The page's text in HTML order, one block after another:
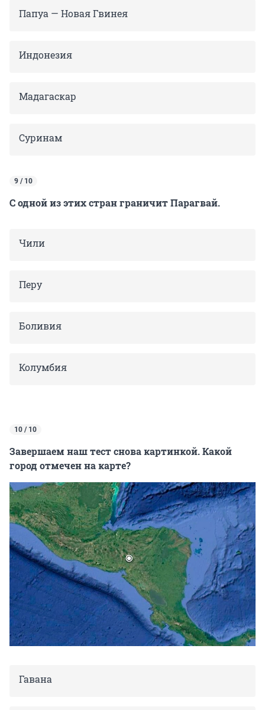
Папуа — Новая Гвинея
Индонезия
Мадагаскар
Суринам
9 / 10
С одной из этих стран граничит Парагвай.
Чили
Перу
Боливия
Колумбия
10 / 10
Завершаем наш тест снова картинкой. Какой
город отмечен на карте?
Гавана